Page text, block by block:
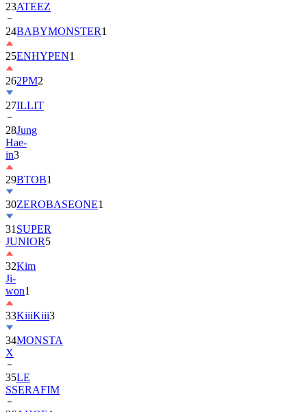
24BABYMONSTER
25ENHYPEN1
262PM2
27ILLIT
28Jung
Hae-
in3
29BTOB
30ZEROBASEONE
31SUPER
JUNIOR
32Kim
Ji-
won1
33KiiiKiii
34MONSTA
X
35
SSERAFIM
36AHOF4